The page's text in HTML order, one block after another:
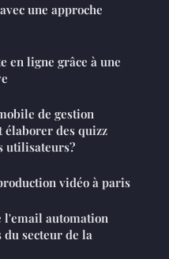
une approche
en ligne grâce à une
de gestion
des quizz
utilisateurs?
vidéo à paris
l'email automation
secteur de la